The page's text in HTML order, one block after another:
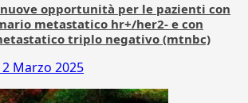
opportunità per le pazienti con
metastatico hr+/her2- e con
triplo negativo (mtnbc)
Marzo 2025